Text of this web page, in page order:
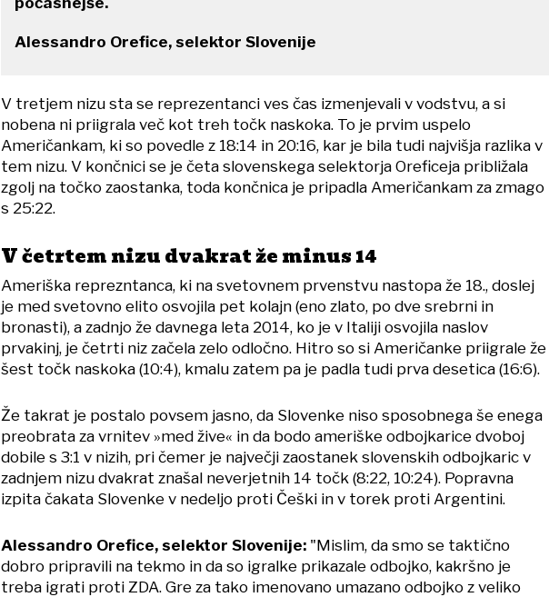
Alessandro Orefice, selektor Slovenije
V tretjem nizu sta se reprezentanci ves čas izmenjevali v vodstvu, a si
nobena ni priigrala več kot treh točk naskoka. To je prvim uspelo
Američankam, ki so povedle z 18:14 in 20:16, kar je bila tudi najvišja razlika v
tem nizu. V končnici se je četa slovenskega selektorja Oreficeja približala
zgolj na točko zaostanka, toda končnica je pripadla Američankam za zmago
s 25:22.
V četrtem nizu dvakrat že minus 14
Ameriška reprezntanca, ki na svetovnem prvenstvu nastopa že 18., doslej
je med svetovno elito osvojila pet kolajn (eno zlato, po dve srebrni in
bronasti), a zadnjo že davnega leta 2014, ko je v Italiji osvojila naslov
prvakinj, je četrti niz začela zelo odločno. Hitro so si Američanke priigrale že
šest točk naskoka (10:4), kmalu zatem pa je padla tudi prva desetica (16:6).
Že takrat je postalo povsem jasno, da Slovenke niso sposobnega še enega
preobrata za vrnitev »med žive« in da bodo ameriške odbojkarice dvoboj
dobile s 3:1 v nizih, pri čemer je največji zaostanek slovenskih odbojkaric v
zadnjem nizu dvakrat znašal neverjetnih 14 točk (8:22, 10:24). Popravna
izpita čakata Slovenke v nedeljo proti Češki in v torek proti Argentini.
Alessandro Orefice, selektor Slovenije: "Mislim, da smo se taktično
dobro pripravili na tekmo in da so igralke prikazale odbojko, kakršno je
treba igrati proti ZDA. Gre za tako imenovano umazano odbojko z veliko